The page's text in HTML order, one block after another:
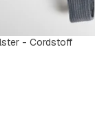
- Cordstoff